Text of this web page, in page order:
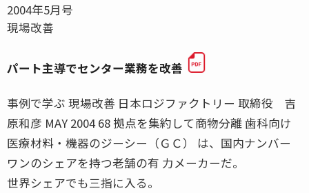
2004年5月号
現場改善
パート主導でセンター業務を改善
事例で学ぶ 現場改善 日本ロジファクトリー 取締役 吉
原和彦 MAY 2004 68 拠点を集約して商物分離 歯科向け
医療材料・機器のジーシー（ＧＣ） は、国内ナンバー
ワンのシェアを持つ老舗の有 力メーカーだ。
世界シェアでも三指に入る。